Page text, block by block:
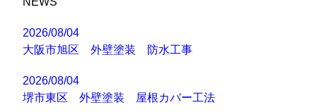
2026/08/04
大阪市旭区 外壁塗装 防水工事
2026/08/04
堺市東区 外壁塗装 屋根カバー工法